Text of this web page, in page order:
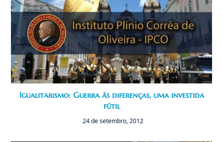
Igualitarismo: Guerra às diferenças, uma investida
fútil
24 de setembro, 2012